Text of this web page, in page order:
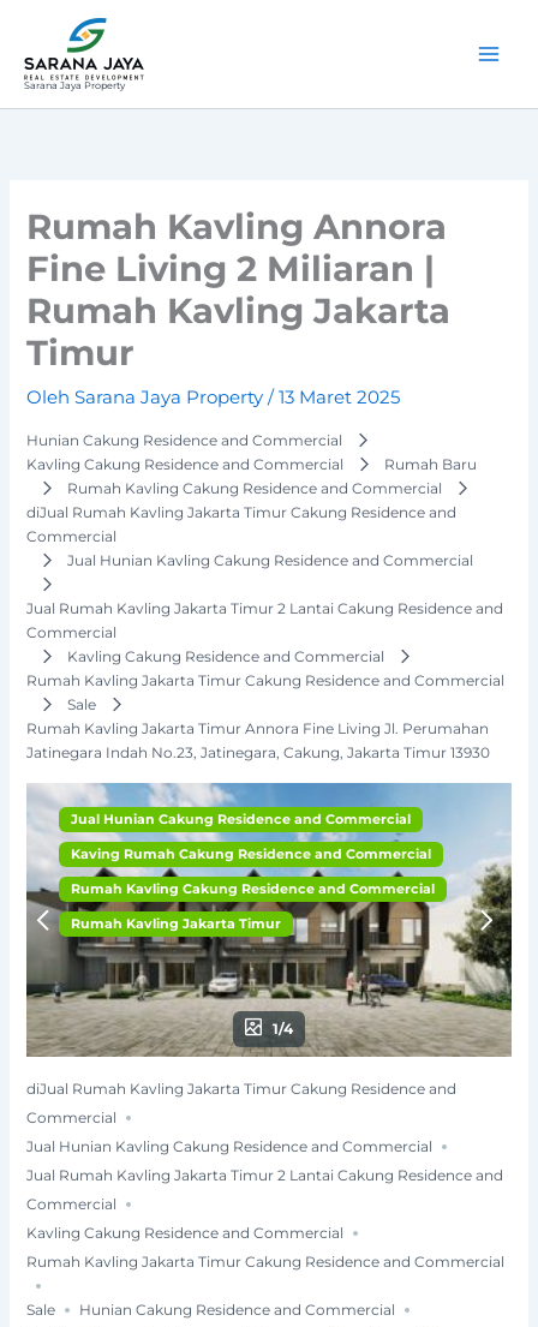
konten
Sarana Jaya Property
Rumah Kavling Annora
Fine Living 2 Miliaran |
Rumah Kavling Jakarta
Timur
OlehSarana Jaya Property/13 Maret 2025
Hunian Cakung Residence and Commercial
Kavling Cakung Residence and Commercial
Rumah Baru
Rumah Kavling Cakung Residence and Commercial
diJual Rumah Kavling Jakarta Timur Cakung Residence and
Commercial
Jual Hunian Kavling Cakung Residence and Commercial
Jual Rumah Kavling Jakarta Timur 2 Lantai Cakung Residence and
Commercial
Kavling Cakung Residence and Commercial
Rumah Kavling Jakarta Timur Cakung Residence and Commercial
Sale
Rumah Kavling Jakarta Timur Annora Fine Living Jl. Perumahan
Jatinegara Indah No.23, Jatinegara, Cakung, Jakarta Timur 13930
Jual Hunian Cakung Residence and Commercial
Kaving Rumah Cakung Residence and Commercial
Rumah Kavling Cakung Residence and Commercial
Rumah Kavling Jakarta Timur
1/4
diJual Rumah Kavling Jakarta Timur Cakung Residence and
Commercial
Jual Hunian Kavling Cakung Residence and Commercial
Jual Rumah Kavling Jakarta Timur 2 Lantai Cakung Residence and
Commercial
Kavling Cakung Residence and Commercial
Rumah Kavling Jakarta Timur Cakung Residence and Commercial
Sale
Hunian Cakung Residence and Commercial